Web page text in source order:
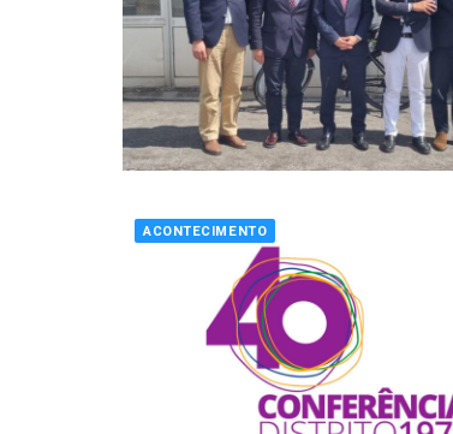
ACONTECIMENTO